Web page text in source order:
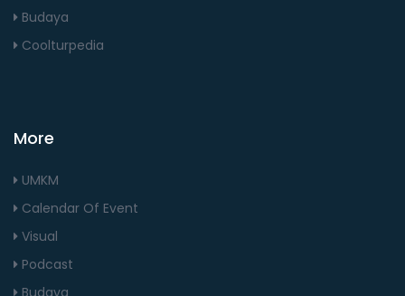
Budaya
Coolturpedia
More
UMKM
Calendar Of Event
Visual
Podcast